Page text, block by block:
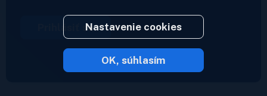
Prihlásiť sa
2023 © Inoreader
Nastavenie cookies
OK, súhlasím